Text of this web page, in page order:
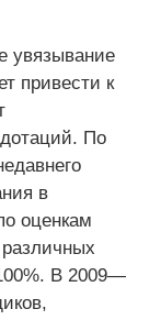
увязывание
привести к
По
в
оценкам
В 2009—